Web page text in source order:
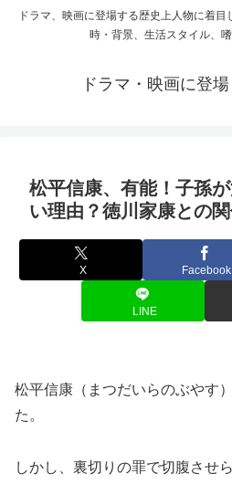
ドラマ、映画に登場する歴史上人物に着
時・背景、生活スタイル、嗜
ドラマ・映画に登
松平信康、有能！子孫
い理由？徳川家康との
X Facebook
LINE
松平信康（まつだいらのぶやす
た。
しかし、裏切りの罪で切腹させ